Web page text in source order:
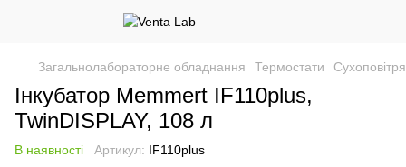
Загальнолабораторне обладнання Термостати
Інкубатор Memmert IF110plus,
TwinDISPLAY, 108 л
В наявності Артикул: IF110plus